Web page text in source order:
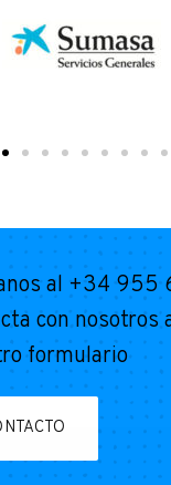
al +34 955
con nosotros
formulario